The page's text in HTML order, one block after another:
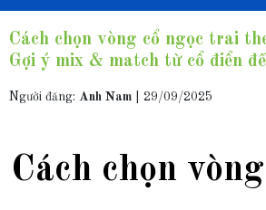
Cách chọn vòng cổ ngọc trai
Gợi ý mix & match từ cổ điển
Người đăng: Anh Nam 29/09/2025
Cách chọn